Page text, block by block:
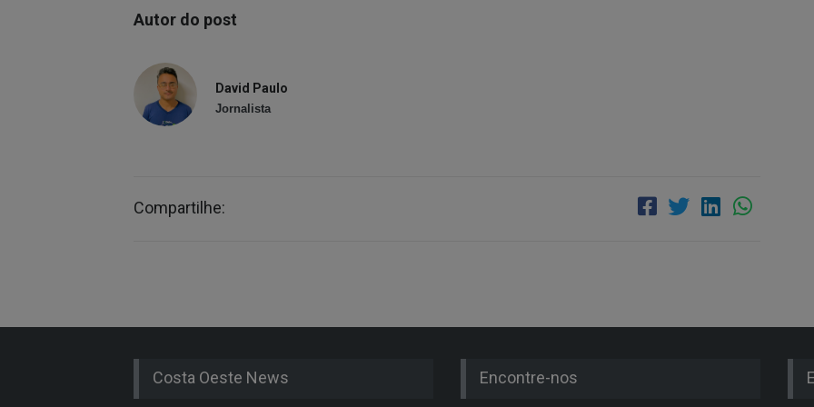
Autor do post
David Paulo
Jornalista
Compartilhe:
Costa Oeste News Encontre-nos